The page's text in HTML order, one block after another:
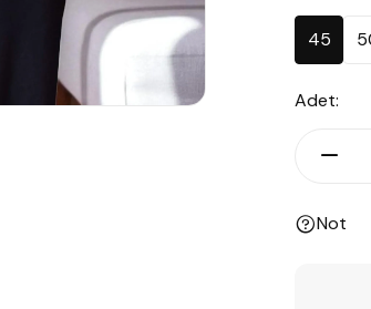
45
Adet:
Not